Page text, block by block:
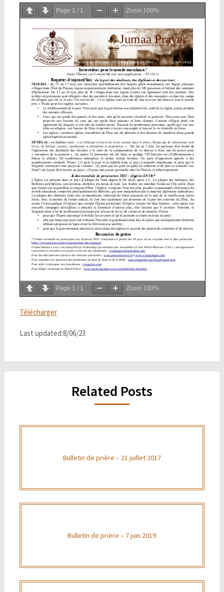
Page 1 / 1 Zoom 100%
Page 1 / 1 Zoom 100%
Télécharger
Last updated:8/06/23
Related Posts
Bulletin de prière – 21 juillet 2017
Bulletin de prière – 7 juin 2019